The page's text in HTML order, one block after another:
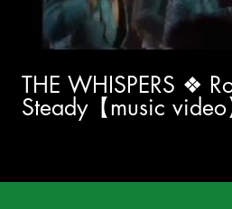
THE WHISPERS ❖
Steady【music video